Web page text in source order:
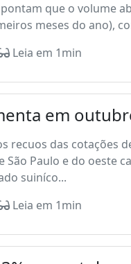
que o volume
meses do ano),
Leia em 1min
em
recuos das cotações
Paulo e do oeste
suiníco...
Leia em 1min